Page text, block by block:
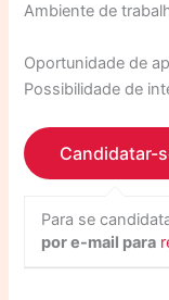
Ambiente de
Oportunidade de
Possibilidade de
Para se
por e-mail para